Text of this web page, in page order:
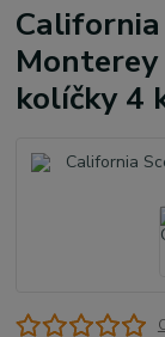
kolíčky 4